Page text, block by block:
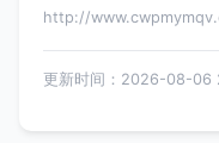
http://
更新时间：2026-08-06